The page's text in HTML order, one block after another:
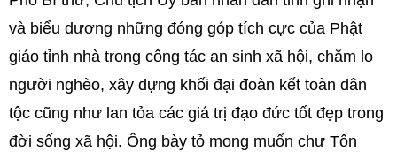
và biểu dương những đóng góp tích cực của Phật
giáo tỉnh nhà trong công tác an sinh xã hội, chăm lo
người nghèo, xây dựng khối đại đoàn kết toàn dân
tộc cũng như lan tỏa các giá trị đạo đức tốt đẹp trong
đời sống xã hội. Ông bày tỏ mong muốn chư Tôn